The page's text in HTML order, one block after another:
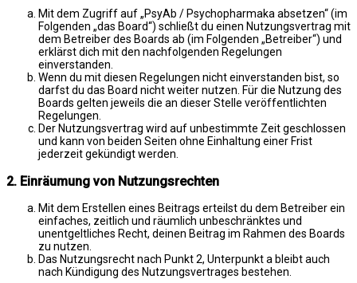
Mit dem Zugriff auf „PsyAb / Psychopharmaka absetzen“ (im
Folgenden „das Board“) schließt du einen Nutzungsvertrag mit
dem Betreiber des Boards ab (im Folgenden „Betreiber“) und
erklärst dich mit den nachfolgenden Regelungen
einverstanden.
Wenn du mit diesen Regelungen nicht einverstanden bist, so
darfst du das Board nicht weiter nutzen. Für die Nutzung des
Boards gelten jeweils die an dieser Stelle veröffentlichten
Regelungen.
Der Nutzungsvertrag wird auf unbestimmte Zeit geschlossen
und kann von beiden Seiten ohne Einhaltung einer Frist
jederzeit gekündigt werden.
2. Einräumung von Nutzungsrechten
Mit dem Erstellen eines Beitrags erteilst du dem Betreiber ein
einfaches, zeitlich und räumlich unbeschränktes und
unentgeltliches Recht, deinen Beitrag im Rahmen des Boards
zu nutzen.
Das Nutzungsrecht nach Punkt 2, Unterpunkt a bleibt auch
nach Kündigung des Nutzungsvertrages bestehen.